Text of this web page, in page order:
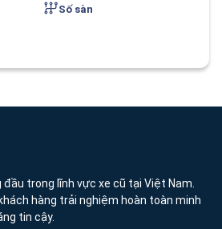
Số sàn
đầu trong lĩnh vực xe cũ tại Việt Nam.
hàng trải nghiệm hoàn toàn minh
tin cậy.